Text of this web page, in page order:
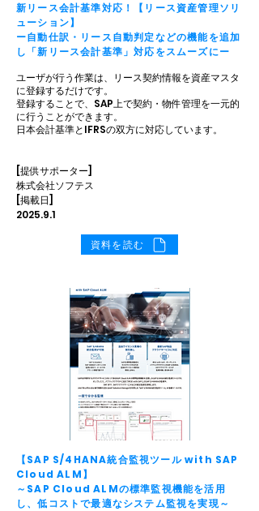
新リース会計基準対応！【リース資産管理ソリ
ューション】
ー自動仕訳・リース自動判定などの機能を追加
し「新リース会計基準」対応をスムーズにー
ユーザが行う作業は、リース契約情報を資産マスタ
に登録するだけです。
登録することで、SAP上で契約・物件管理を一元的
に行うことができます。
日本会計基準とIFRSの双方に対応しています。
[提供サポーター]
株式会社ソフテス
[掲載日]
2025.9.1
資料を読む
【SAP S/4HANA統合監視ツール with SAP
Cloud ALM】
～SAP Cloud ALMの標準監視機能を活用
し、低コストで最適なシステム監視を実現～